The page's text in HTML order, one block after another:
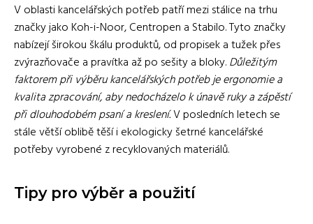
V oblasti kancelářských potřeb patří mezi stálice na trhu
značky jako Koh-i-Noor, Centropen a Stabilo. Tyto značky
nabízejí širokou škálu produktů, od propisek a tužek přes
zvýrazňovače a pravítka až po sešity a bloky.Důležitým
faktorem při výběru kancelářských potřeb je ergonomie a
kvalita zpracování, aby nedocházelo k únavě ruky a zápěstí
při dlouhodobém psaní a kreslení.V posledních letech se
stále větší oblibě těší i ekologicky šetrné kancelářské
potřeby vyrobené z recyklovaných materiálů.
Tipy pro výběr a použití